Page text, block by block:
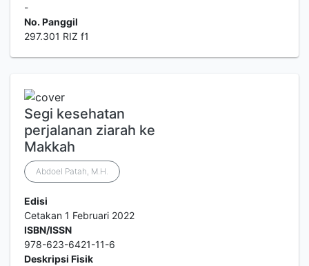
-
No. Panggil
297.301 RIZ f1
Segi kesehatan
perjalanan ziarah ke
Makkah
Abdoel Patah, M.H.
Edisi
Cetakan 1 Februari 2022
ISBN/ISSN
978-623-6421-11-6
Deskripsi Fisik